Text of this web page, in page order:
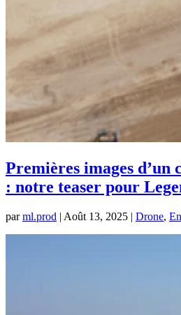
Premières images
: notre teaser pour
parml.prod | Août 13, 2025 | Drone,